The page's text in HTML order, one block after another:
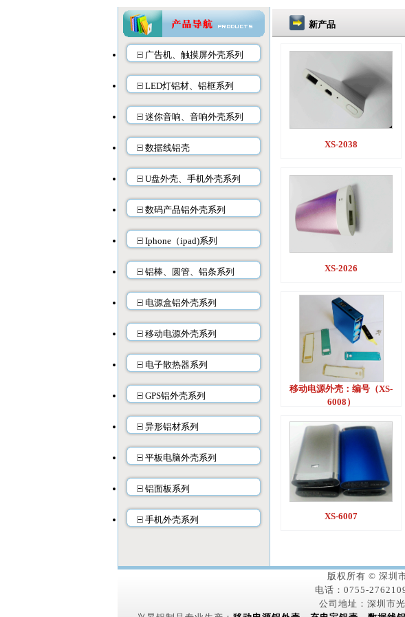
广告机、触摸屏外壳系列
LED灯铝材、铝框系列
迷你音响、音响外壳系列
数据线铝壳
U盘外壳、手机外壳系列
数码产品铝外壳系列
Iphone（ipad)系列
铝棒、圆管、铝条系列
电源盒铝外壳系列
移动电源外壳系列
电子散热器系列
GPS铝外壳系列
异形铝材系列
平板电脑外壳系列
铝面板系列
手机外壳系列
新产品
XS-2038
XS-2026
移动电源外壳：编号（XS-
6008）
XS-6007
版权所有 © 深圳
电话：0755-
公司地址：深圳市